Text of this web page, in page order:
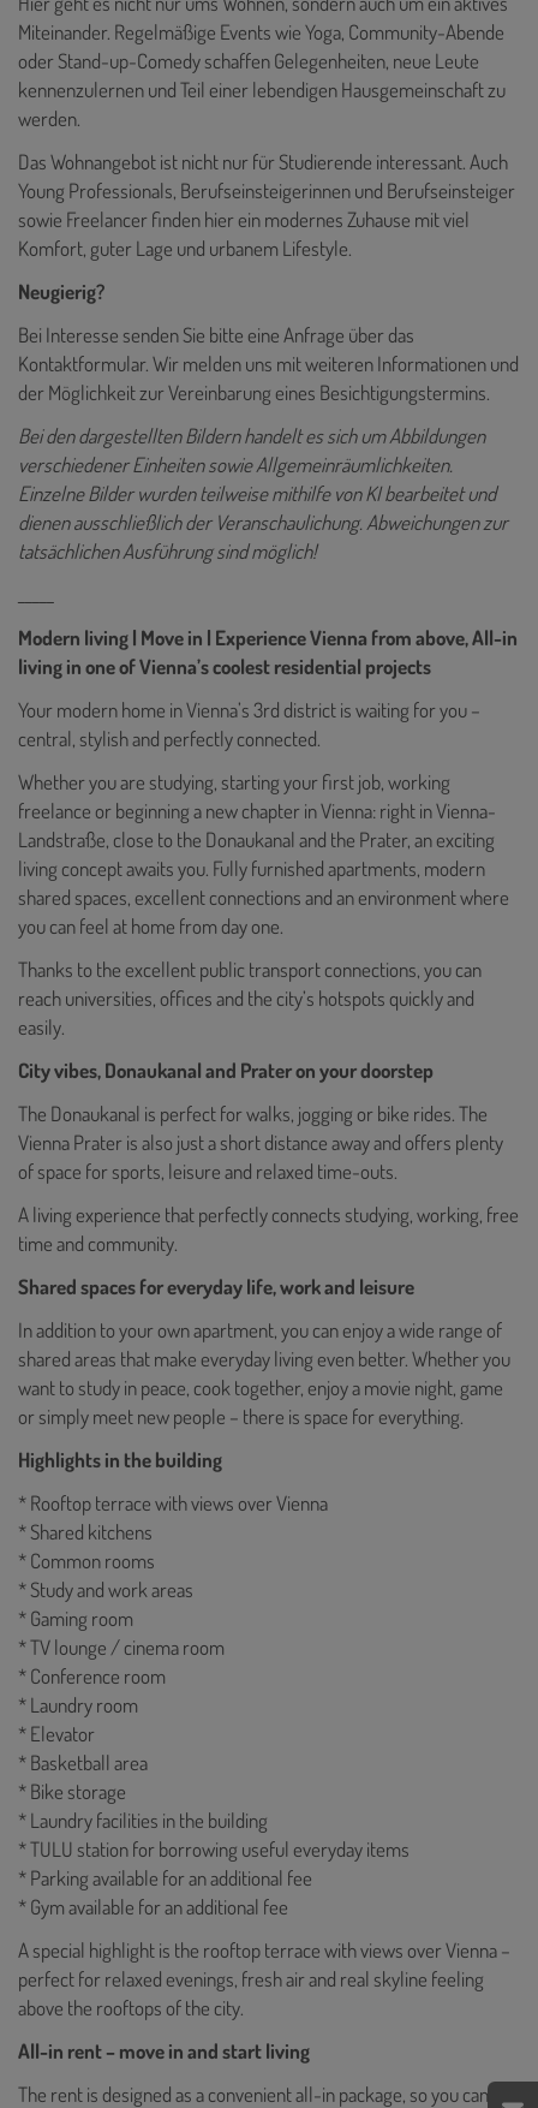
Miteinander. Regelmäßige Events wie Yoga, Community-Abende
oder Stand-up-Comedy schaffen Gelegenheiten, neue Leute
kennenzulernen und Teil einer lebendigen Hausgemeinschaft zu
werden.
Das Wohnangebot ist nicht nur für Studierende interessant. Auch
Young Professionals, Berufseinsteigerinnen und Berufseinsteiger
sowie Freelancer finden hier ein modernes Zuhause mit viel
Komfort, guter Lage und urbanem Lifestyle.
Neugierig?
Bei Interesse senden Sie bitte eine Anfrage über das
Kontaktformular. Wir melden uns mit weiteren Informationen und
der Möglichkeit zur Vereinbarung eines Besichtigungstermins.
Bei den dargestellten Bildern handelt es sich um Abbildungen
verschiedener Einheiten sowie Allgemeinräumlichkeiten.
Einzelne Bilder wurden teilweise mithilfe von KI bearbeitet und
dienen ausschließlich der Veranschaulichung. Abweichungen zur
tatsächlichen Ausführung sind möglich!
Modern living | Move in | Experience Vienna from above, All-in
living in one of Vienna’s coolest residential projects
Your modern home in Vienna’s 3rd district is waiting for you –
central, stylish and perfectly connected.
Whether you are studying, starting your first job, working
freelance or beginning a new chapter in Vienna: right in Vienna-
Landstraße, close to the Donaukanal and the Prater, an exciting
living concept awaits you. Fully furnished apartments, modern
shared spaces, excellent connections and an environment where
you can feel at home from day one.
Thanks to the excellent public transport connections, you can
reach universities, offices and the city’s hotspots quickly and
easily.
City vibes, Donaukanal and Prater on your doorstep
The Donaukanal is perfect for walks, jogging or bike rides. The
Vienna Prater is also just a short distance away and offers plenty
of space for sports, leisure and relaxed time-outs.
A living experience that perfectly connects studying, working, free
time and community.
Shared spaces for everyday life, work and leisure
In addition to your own apartment, you can enjoy a wide range of
shared areas that make everyday living even better. Whether you
want to study in peace, cook together, enjoy a movie night, game
or simply meet new people – there is space for everything.
Highlights in the building
* Rooftop terrace with views over Vienna
* Shared kitchens
* Common rooms
* Study and work areas
* Gaming room
* TV lounge / cinema room
* Conference room
* Laundry room
* Elevator
* Basketball area
* Bike storage
* Laundry facilities in the building
* TULU station for borrowing useful everyday items
* Parking available for an additional fee
* Gym available for an additional fee
A special highlight is the rooftop terrace with views over Vienna –
perfect for relaxed evenings, fresh air and real skyline feeling
above the rooftops of the city.
All-in rent – move in and start living
The rent is designed as a convenient all-in package, so you can